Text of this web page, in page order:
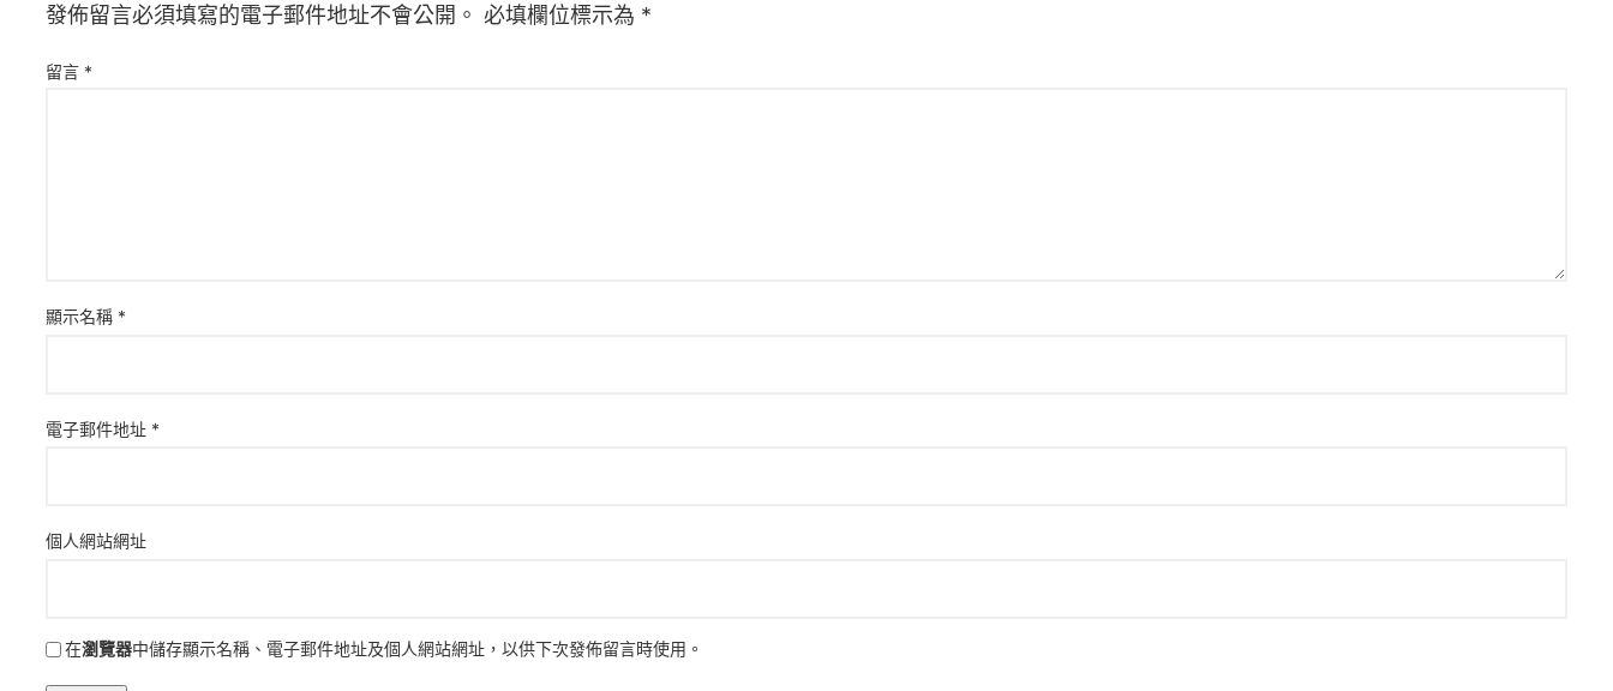
發佈留言必須填寫的電子郵件地址不會公開。 必填欄位標示為 *
留言 *
顯示名稱 *
電子郵件地址 *
個人網站網址
在瀏覽器中儲存顯示名稱、電子郵件地址及個人網站網址，以供下次發佈留言時使用。